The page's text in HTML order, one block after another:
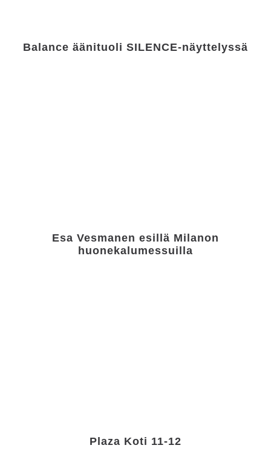
Balance äänituoli SILENCE-näyttelyssä
Esa Vesmanen esillä Milanon
huonekalumessuilla
Plaza Koti 11-12